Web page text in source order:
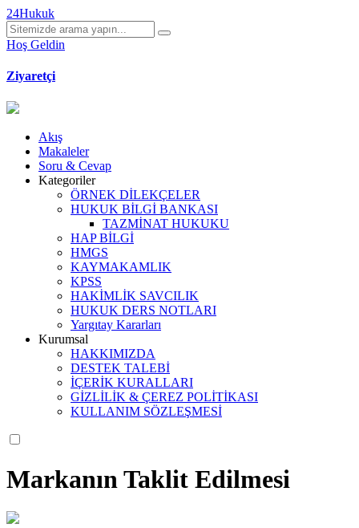
24Hukuk
Hoş Geldin
Ziyaretçi
Akış
Makaleler
Soru & Cevap
Kategoriler
ÖRNEK DİLEKÇELER
HUKUK BİLGİ BANKASI
TAZMİNAT HUKUKU
HAP BİLGİ
HMGS
KAYMAKAMLIK
KPSS
HAKİMLİK SAVCILIK
HUKUK DERS NOTLARI
Yargıtay Kararları
Kurumsal
HAKKIMIZDA
DESTEK TALEBİ
İÇERİK KURALLARI
GİZLİLİK & ÇEREZ POLİTİKASI
KULLANIM SÖZLEŞMESİ
Markanın Taklit Edilmesi